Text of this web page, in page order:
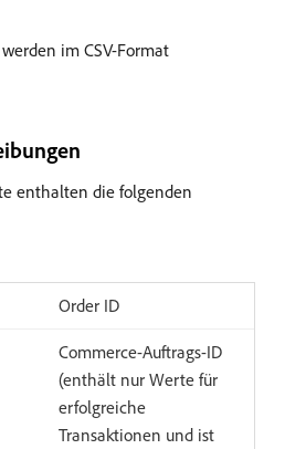
im CSV-Format
enthalten die folgenden
Order ID
Commerce-Auftrags-ID
(enthält nur Werte für
erfolgreiche
Transaktionen und ist